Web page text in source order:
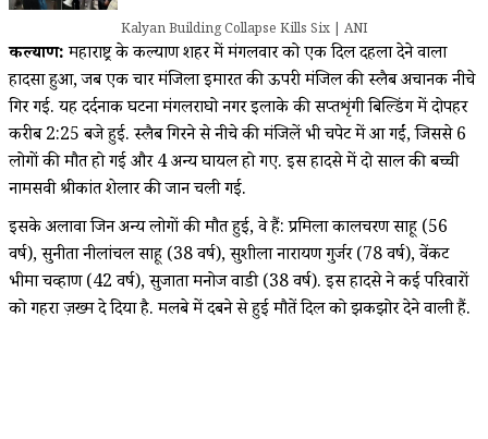
Kalyan Building Collapse Kills Six | ANI
कल्याण:महाराष्ट्र के कल्याण शहर में मंगलवार को एक दिल दहला देने वाला
हादसा हुआ, जब एक चार मंजिला इमारत की ऊपरी मंजिल की स्लैब अचानक नीचे
गिर गई. यह दर्दनाक घटना मंगलराघो नगर इलाके की सप्तशृंगी बिल्डिंग में दोपहर
करीब 2:25 बजे हुई. स्लैब गिरने से नीचे की मंजिलें भी चपेट में आ गईं, जिससे 6
लोगों की मौत हो गई और 4 अन्य घायल हो गए. इस हादसे में दो साल की बच्ची
नामसवी श्रीकांत शेलार की जान चली गई.
इसके अलावा जिन अन्य लोगों की मौत हुई, वे हैं: प्रमिला कालचरण साहू (56
वर्ष), सुनीता नीलांचल साहू (38 वर्ष), सुशीला नारायण गुर्जर (78 वर्ष), वेंकट
भीमा चव्हाण (42 वर्ष), सुजाता मनोज वाडी (38 वर्ष). इस हादसे ने कई परिवारों
को गहरा ज़ख्म दे दिया है. मलबे में दबने से हुई मौतें दिल को झकझोर देने वाली हैं.